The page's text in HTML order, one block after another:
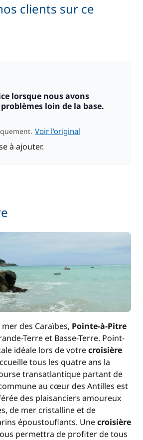
inclus)
clients sur ce
loin de la base.
Voir l'original
à ajouter.
des Caraïbes, Pointe-à-Pitre
Terre et Basse-Terre. Point-
idéale lors de votrecroisière
tous les quatre ans la
transatlantique partant de
au cœur des Antilles est
des plaisanciers amoureux
de mer cristalline et de
époustouflants. Unecroisière
permettra de profiter de tous